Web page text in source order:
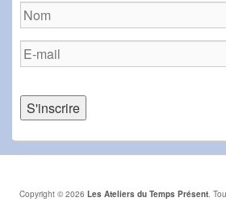
Copyright © 2026 Les Ateliers du Temps Présent.